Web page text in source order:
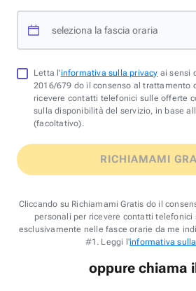
seleziona la fascia oraria
Letta l'informativa sulla privacy ai sensi
2016/679 do il consenso al trattamento
ricevere contatti telefonici sulle offerte
sulla disponibilità del servizio, in base
(facoltativo).
RICHIAMAMI
Cliccando su Richiamami Gratis do il
personali per ricevere contatti
esclusivamente nelle fasce orarie da me
#1. Leggi l'informativa
oppure chiama